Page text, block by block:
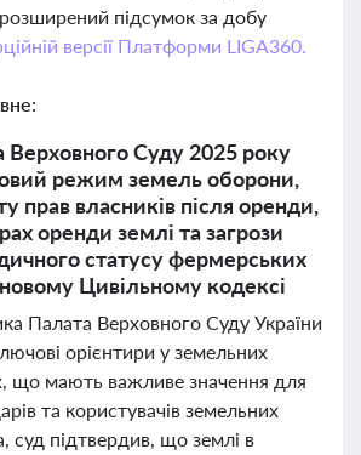
підсумок за добу
версії Платформи LIGA360.
Верховного Суду 2025 року
режим земель оборони,
прав власників після оренди,
оренди землі та загрози
статусу фермерських
Цивільному кодексі
Палата Верховного Суду України
орієнтири у земельних
що мають важливе значення для
та користувачів земельних
суд підтвердив, що землі в